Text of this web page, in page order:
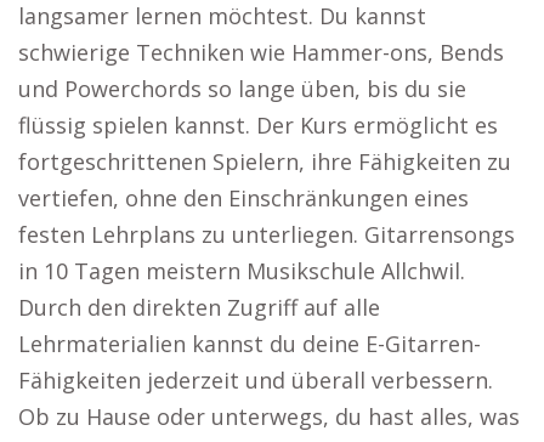
langsamer lernen möchtest. Du kannst
schwierige Techniken wie Hammer-ons, Bends
und Powerchords so lange üben, bis du sie
flüssig spielen kannst. Der Kurs ermöglicht es
fortgeschrittenen Spielern, ihre Fähigkeiten zu
vertiefen, ohne den Einschränkungen eines
festen Lehrplans zu unterliegen. Gitarrensongs
in 10 Tagen meistern Musikschule Allchwil.
Durch den direkten Zugriff auf alle
Lehrmaterialien kannst du deine E-Gitarren-
Fähigkeiten jederzeit und überall verbessern.
Ob zu Hause oder unterwegs, du hast alles, was